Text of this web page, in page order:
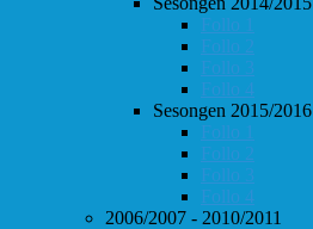
Follo 1
Follo 2
Follo 3
Follo 4
Sesongen 2015/2016
Follo 1
Follo 2
Follo 3
Follo 4
2006/2007 - 2010/2011